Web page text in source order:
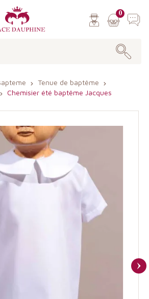
0
Tenue de baptême
Chemisier été baptême Jacques